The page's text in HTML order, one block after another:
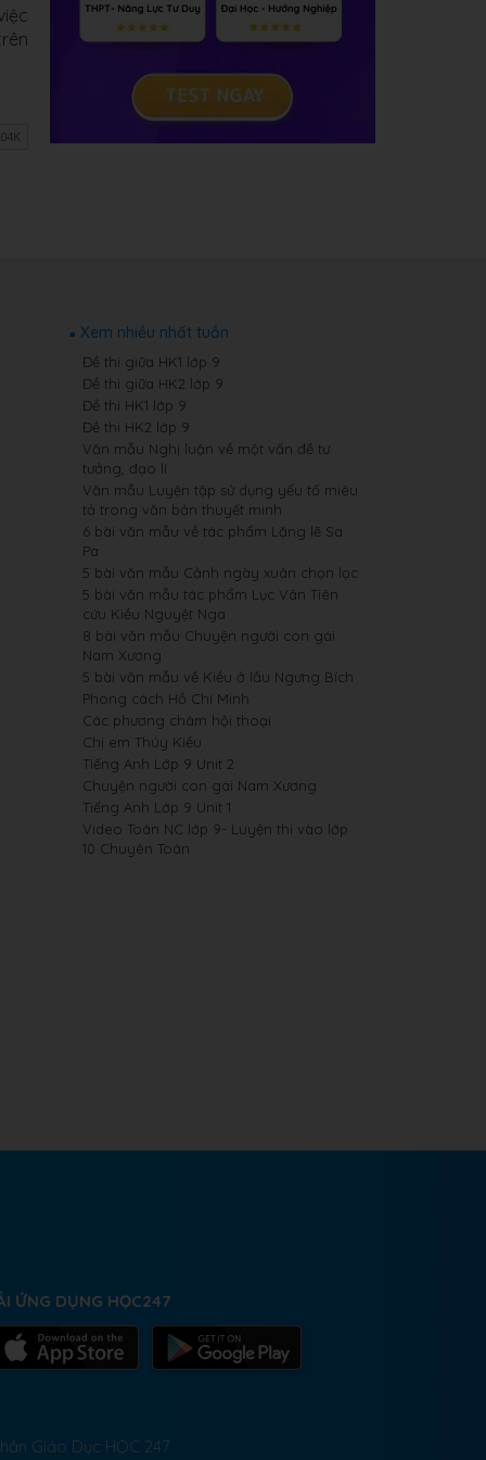
Xem nhiều nhất tuần
Đề thi giữa HK1 lớp 9
Đề thi giữa HK2 lớp 9
Đề thi HK1 lớp 9
Đề thi HK2 lớp 9
Văn mẫu Nghị luận về một vấn đề tư
tưởng, đạo lí
Văn mẫu Luyện tập sử dụng yếu tố miêu
tả trong văn bản thuyết minh
6 bài văn mẫu về tác phẩm Lặng lẽ Sa
Pa
5 bài văn mẫu Cảnh ngày xuân chọn lọc
5 bài văn mẫu tác phẩm Lục Vân Tiên
cứu Kiều Nguyệt Nga
8 bài văn mẫu Chuyện người con gái
Nam Xương
5 bài văn mẫu về Kiều ở lầu Ngưng Bích
Phong cách Hồ Chí Minh
Các phương châm hội thoại
Chị em Thúy Kiều
Tiếng Anh Lớp 9 Unit 2
Chuyện người con gái Nam Xương
Tiếng Anh Lớp 9 Unit 1
Video Toán NC lớp 9- Luyện thi vào lớp
10 Chuyên Toán
ỨNG DỤNG HỌC247
Giáo Dục HỌC 247